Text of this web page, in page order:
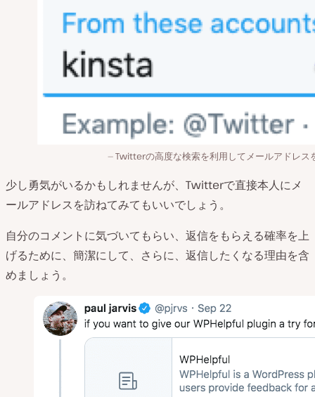
Twitterの高度な検索を利用してメールアドレス
少し勇気がいるかもしれませんが、Twitterで直接本人にメ
ールアドレスを訪ねてみてもいいでしょう。
自分のコメントに気づいてもらい、返信をもらえる確率を上
げるために、簡潔にして、さらに、返信したくなる理由を含
めましょう。